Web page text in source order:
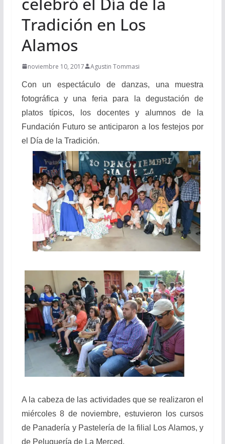
Tradición en Los
Alamos
noviembre 10, 2017 Agustin Tommasi
Con un espectáculo de danzas, una muestra
fotográfica y una feria para la degustación de
platos típicos, los docentes y alumnos de la
Fundación Futuro se anticiparon a los festejos por
el Día de la Tradición.
A la cabeza de las actividades que se realizaron el
miércoles 8 de noviembre, estuvieron los cursos
de Panadería y Pastelería de la filial Los Alamos, y
de Peluquería de La Merced.